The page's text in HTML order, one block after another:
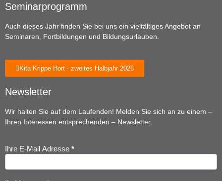
Seminarprogramm
Auch dieses Jahr finden Sie bei uns ein vielfältiges Angebot an
Seminaren, Fortbildungen und Bildungsurlauben.
Kita Krippe Hort - zweites Halbjahr 2026
Newsletter
Wir halten Sie auf dem Laufenden! Melden Sie sich an zu einem –
Ihren Interessen entsprechenden – Newsletter.
Newsletter
Anmeldung
Ihre E-Mail Adresse *